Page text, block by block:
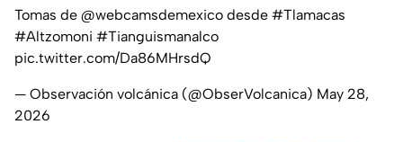
Tomas de @webcamsdemexico desde #Tlamacas
#Altzomoni #Tianguismanalco
pic.twitter.com/Da86MHrsdQ
— Observación volcánica (@ObserVolcanica) May 28,
2026